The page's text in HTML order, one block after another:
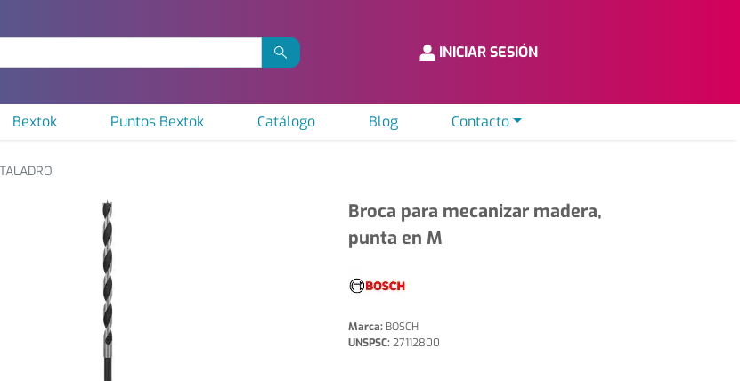
INICIAR SESIÓN
Bextok Puntos Bextok Catálogo Blog Contacto
Broca para mecanizar madera,
punta en M
Marca:BOSCH
UNSPSC:27112800